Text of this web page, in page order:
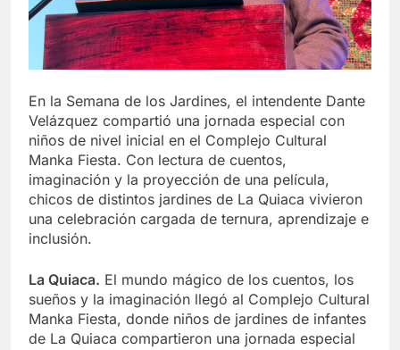
En la Semana de los Jardines, el intendente Dante
Velázquez compartió una jornada especial con
niños de nivel inicial en el Complejo Cultural
Manka Fiesta. Con lectura de cuentos,
imaginación y la proyección de una película,
chicos de distintos jardines de La Quiaca vivieron
una celebración cargada de ternura, aprendizaje e
inclusión.
La Quiaca. El mundo mágico de los cuentos, los
sueños y la imaginación llegó al Complejo Cultural
Manka Fiesta, donde niños de jardines de infantes
de La Quiaca compartieron una jornada especial